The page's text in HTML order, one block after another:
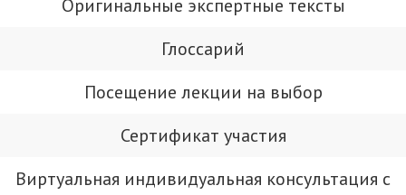
Оригинальные экспертные тексты
Глоссарий
Посещение лекции на выбор
Сертификат участия
Виртуальная индивидуальная консультация с